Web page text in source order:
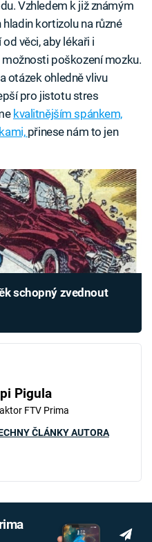
Vzhledem k již známým
kortizolu na různé
věci, aby lékaři i
poškození mozku.
otázek ohledně vlivu
pro jistotu stres
kvalitnějším spánkem,
přinese nám to jen
schopný zvednout
Pigula
FTV Prima
ČLÁNKY AUTORA